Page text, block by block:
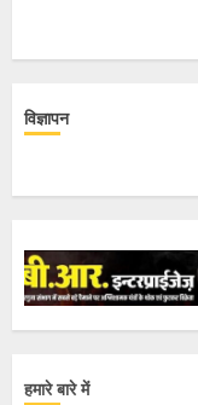
विज्ञापन
हमारे बारे में